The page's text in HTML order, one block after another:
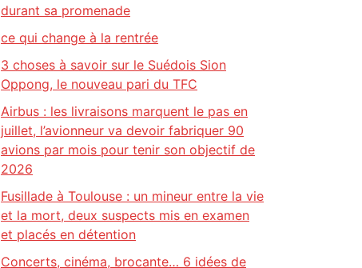
durant sa promenade
ce qui change à la rentrée
3 choses à savoir sur le Suédois Sion
Oppong, le nouveau pari du TFC
Airbus : les livraisons marquent le pas en
juillet, l’avionneur va devoir fabriquer 90
avions par mois pour tenir son objectif de
2026
Fusillade à Toulouse : un mineur entre la vie
et la mort, deux suspects mis en examen
et placés en détention
Concerts, cinéma, brocante… 6 idées de